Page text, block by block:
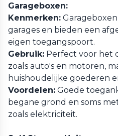
Garageboxen:
Kenmerken:
garages en bieden een
eigen toegangspoort.
Gebruik: Perfect voor het
zoals auto's en motoren,
huishoudelijke goederen
Voordelen: Goede
begane grond en soms
zoals elektriciteit.